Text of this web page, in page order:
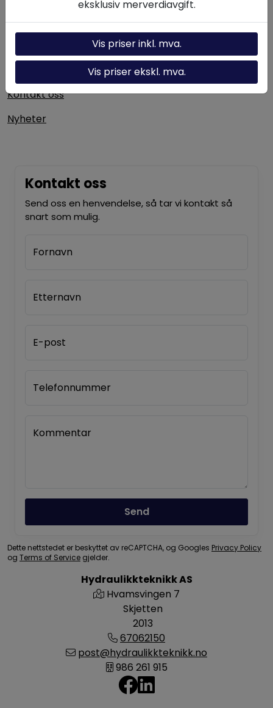
Hydraulikkteknikk AS
Hvamsvingen 7
Skjetten
2013
67062150
post@hydraulikkteknikk.no
986 261 915
Nyttige linker
Hydraulikk-kalkulator
Kontakt oss
Nyheter
Kontakt oss
Send oss en henvendelse, så tar vi kontakt så
snart som mulig.
Fornavn
Etternavn
E-post
Telefonnummer
Kommentar
Send
Dette nettstedet er beskyttet av reCAPTCHA, og Googles Privacy Policy
og Terms of Service gjelder.
eksklusiv merverdiavgift.
Vis priser inkl. mva.
Vis priser ekskl. mva.